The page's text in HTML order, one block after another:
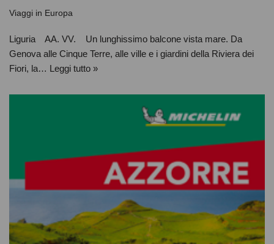
Viaggi in Europa
Liguria AA. VV. Un lunghissimo balcone vista mare. Da
Genova alle Cinque Terre, alle ville e i giardini della Riviera dei
Fiori, la… Leggi tutto »